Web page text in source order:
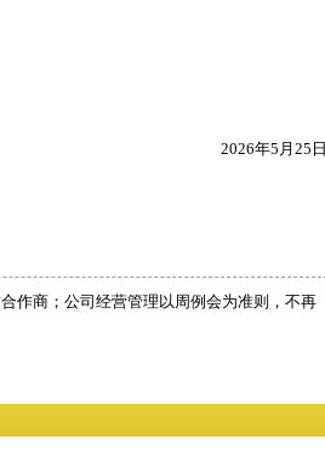
2026年5月25日
作商；公司经营管理以周例会为准则，不再